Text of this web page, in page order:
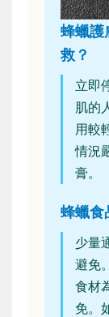
蜂蠟護
救？
立即
肌的
用較
情況
膏。
蜂蠟食
少量
避免
食材
免。